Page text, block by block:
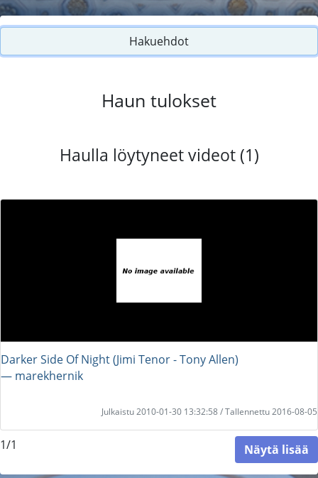
Hakuehdot
Haun tulokset
Haulla löytyneet videot (1)
Darker Side Of Night (Jimi Tenor - Tony Allen)
― marekhernik
Julkaistu 2010-01-30 13:32:58 / Tallennettu 2016-08-05
1/1 Näytä lisää